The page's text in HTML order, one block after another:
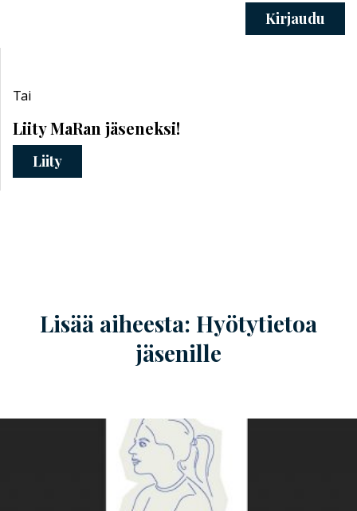
Kirjaudu
Tai
Liity MaRan jäseneksi!
Liity
Lisää aiheesta: Hyötytietoa
jäsenille